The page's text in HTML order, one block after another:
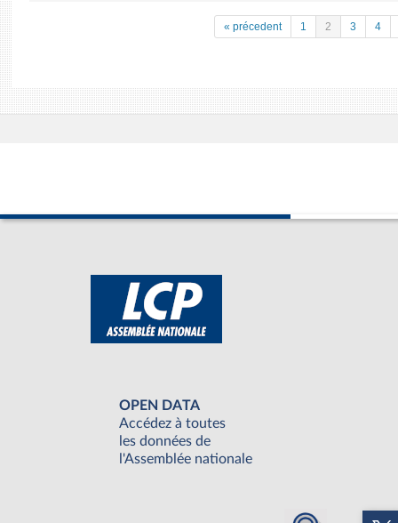
« précedent 1 2 3 4
OPEN DATA
Accédez à toutes
les données de
l'Assemblée nationale